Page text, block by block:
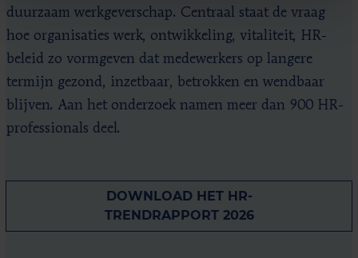
duurzaam werkgeverschap. Centraal staat de vraag
hoe organisaties werk, ontwikkeling, vitaliteit, HR-
beleid zo vormgeven dat medewerkers op langere
termijn gezond, inzetbaar, betrokken en wendbaar
blijven. Aan het onderzoek namen meer dan 900 HR-
professionals deel.
DOWNLOAD HET HR-
TRENDRAPPORT 2026